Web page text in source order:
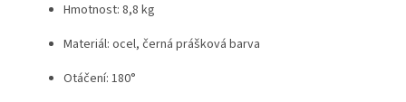
Hmotnost: 8,8 kg
Materiál: ocel, černá prášková barva
Otáčení: 180°